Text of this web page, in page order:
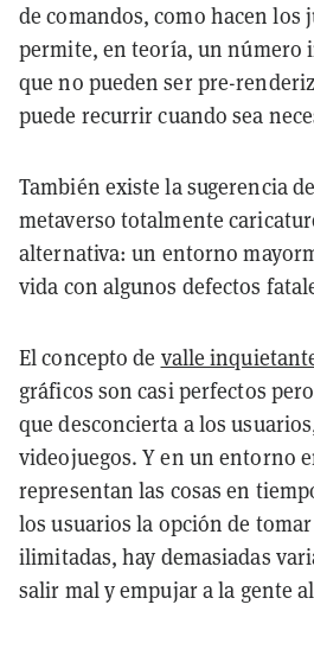
de comandos, como hacen los
permite, en teoría, un número
que no pueden ser pre-
puede recurrir cuando sea
También existe la sugerencia
metaverso totalmente
alternativa: un entorno
vida con algunos defectos
El concepto de valle
gráficos son casi perfectos
que desconcierta a los
videojuegos. Y en un entorno
representan las cosas en
los usuarios la opción de
ilimitadas, hay demasiadas
salir mal y empujar a la gente